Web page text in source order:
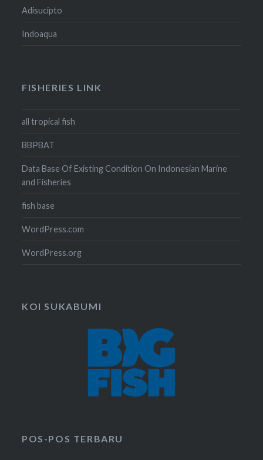
Adisucipto
Indoaqua
FISHERIES LINK
all tropical fish
BBPBAT
Data Base Of Existing Condition On Indonesian Marine
and Fisheries
fish base
WordPress.com
WordPress.org
KOI SUKABUMI
POS-POS TERBARU